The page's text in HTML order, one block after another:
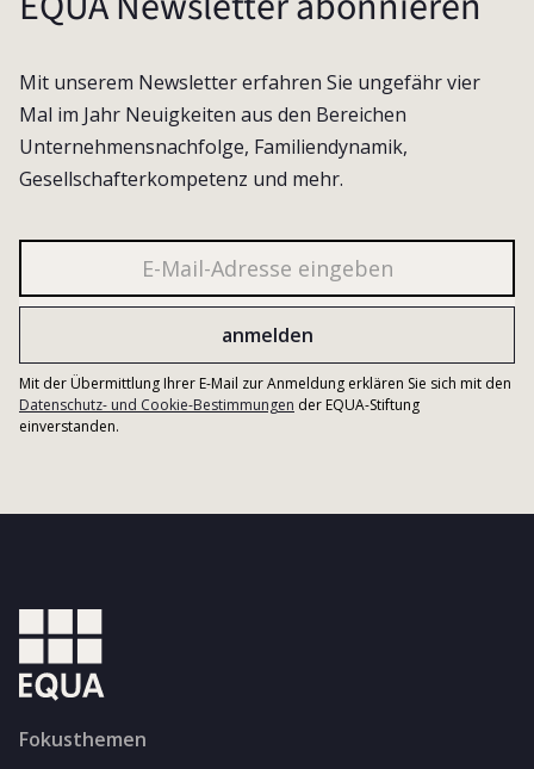
Mit unserem Newsletter erfahren Sie ungefähr vier
Mal im Jahr Neuigkeiten aus den Bereichen
Unternehmensnachfolge, Familiendynamik,
Gesellschafterkompetenz und mehr.
Mit der Übermittlung Ihrer E-Mail zur Anmeldung erklären Sie sich mit den
Datenschutz- und Cookie-Bestimmungen der EQUA-Stiftung
einverstanden.
Fokusthemen